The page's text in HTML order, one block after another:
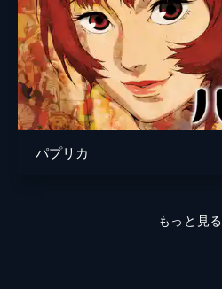
パプリカ
もっと見る